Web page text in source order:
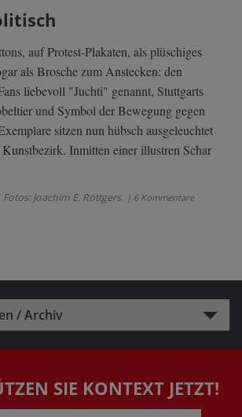
auf Protest-Plakaten, als plüschiges
als Brosche zum Anstecken: den
liebevoll "Juchti" genannt, Stuttgarts
und Symbol der Bewegung gegen
sitzen nun hübsch ausgeleuchtet
Inmitten einer illustren Schar
Fotos: Joachim E. Röttgers | 6 Kommentare
/ Archiv
SIE KONTEXT JETZT!